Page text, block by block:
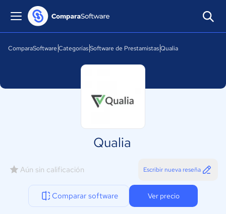
ComparaSoftware CategoríasSoftware de PrestamistasQualia
Qualia
Aún sin calificación Escribir nueva reseña
Comparar software Ver precio